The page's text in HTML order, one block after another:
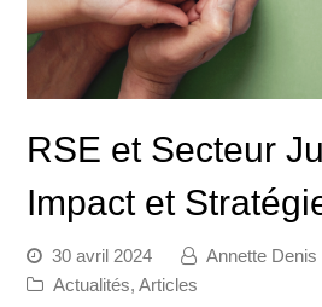
RSE et Secteur
Impact et
30 avril 2024
Annette Denis
Actualités,Articles